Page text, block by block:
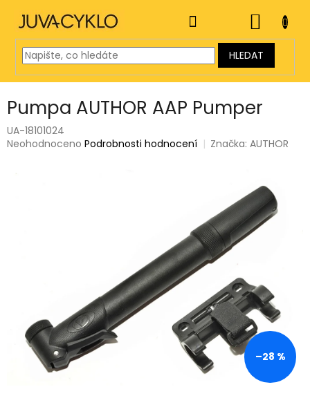
obsah
HLEDAT
KOŠÍK
Pumpa AUTHOR AAP Pumper
UA-18101024
Průměrné
Neohodnoceno Podrobnosti hodnocení Značka:AUTHOR
–28 %